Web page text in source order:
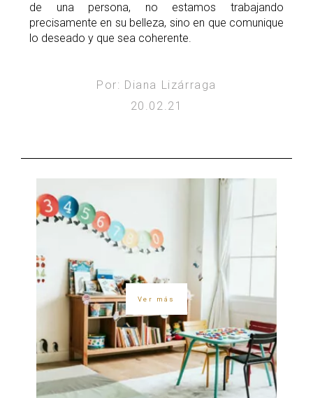
de una persona, no estamos trabajando
precisamente en su belleza, sino en que comunique
lo deseado y que sea coherente.
Por: Diana Lizárraga
20.02.21
Ver más